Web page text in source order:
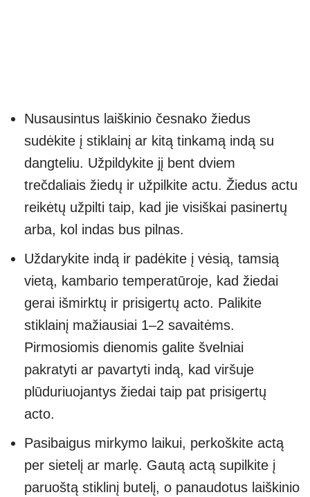
Nusausintus laiškinio česnako žiedus
sudėkite į stiklainį ar kitą tinkamą indą su
dangteliu. Užpildykite jį bent dviem
trečdaliais žiedų ir užpilkite actu. Žiedus actu
reikėtų užpilti taip, kad jie visiškai pasinertų
arba, kol indas bus pilnas.
Uždarykite indą ir padėkite į vėsią, tamsią
vietą, kambario temperatūroje, kad žiedai
gerai išmirktų ir prisigertų acto. Palikite
stiklainį mažiausiai 1–2 savaitėms.
Pirmosiomis dienomis galite švelniai
pakratyti ar pavartyti indą, kad viršuje
plūduriuojantys žiedai taip pat prisigertų
acto.
Pasibaigus mirkymo laikui, perkoškite actą
per sietelį ar marlę. Gautą actą supilkite į
paruoštą stiklinį butelį, o panaudotus laiškinio